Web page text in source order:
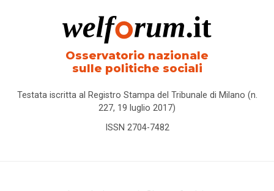
Osservatorio nazionale
sulle politiche sociali
Testata iscritta al Registro Stampa del Tribunale di Milano (n.
227, 19 luglio 2017)
ISSN 2704-7482